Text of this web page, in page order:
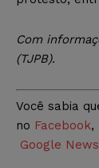
Com
(TJPB).
Você sabia
no Facebook,
Google News